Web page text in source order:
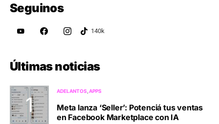
Seguinos
Últimas noticias
ADELANTOS APPS
Meta lanza ‘Seller’: Potenciá tus ventas
en Facebook Marketplace con IA